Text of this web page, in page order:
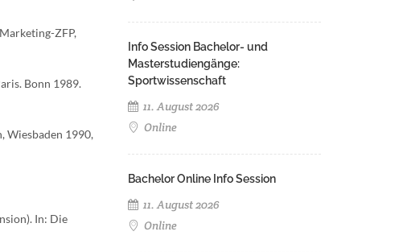
ZFP,
Bonn 1989.
Wiesbaden 1990,
In: Die
Info Session Bachelor- und
Masterstudiengänge:
Sportwissenschaft
11. August 2026
Online
Bachelor Online Info Session
11. August 2026
Online